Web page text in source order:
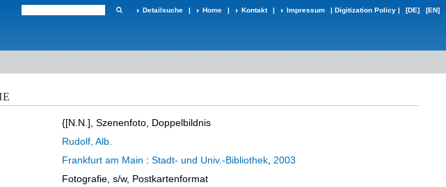
Detailsuche | Home | Kontakt | Impressum | Digitization Policy | [DE] [EN]
{[N.N.], Szenenfoto, Doppelbildnis
Rudolf, Alb.
Frankfurt am Main : Stadt- und Univ.-Bibliothek 2003
Fotografie, s/w, Postkartenformat